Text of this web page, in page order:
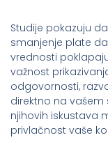
Studije pokazuju
smanjenje plate
vrednosti
važnost
odgovornosti,
direktno na vašem
njihovih iskustava
privlačnost vaše